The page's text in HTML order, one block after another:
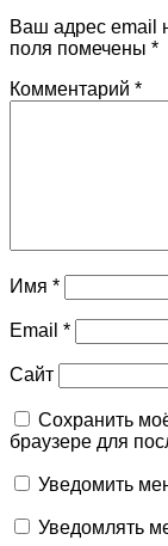
Ваш адрес email
поля помечены *
Комментарий *
Имя *
Email *
Сайт
Сохранить
браузере для
Уведомить
Уведомлять